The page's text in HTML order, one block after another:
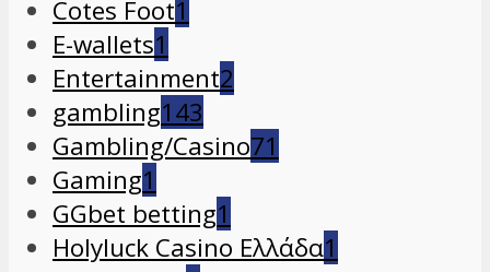
Cotes Foot1
E-wallets1
Entertainment2
gambling143
Gambling/Casino71
Gaming1
GGbet betting1
Holyluck Casino Ελλάδα1